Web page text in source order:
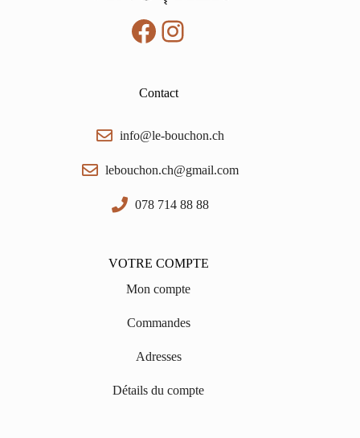
Facebook
Instagram
Contact
info@le-bouchon.ch
lebouchon.ch@gmail.com
078 714 88 88
VOTRE COMPTE
Mon compte
Commandes
Adresses
Détails du compte